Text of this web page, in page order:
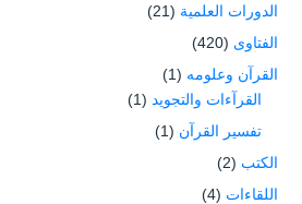
الدورات العلمية (21)
الفتاوى (420)
القرآن وعلومه (1)
القرآءات والتجويد (1)
تفسير القرآن (1)
الكتب (2)
اللقاءات (4)